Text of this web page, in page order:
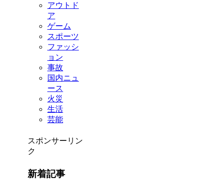
アウトド
ア
ゲーム
スポーツ
ファッシ
ョン
事故
国内ニュ
ース
火災
生活
芸能
スポンサーリン
ク
新着記事